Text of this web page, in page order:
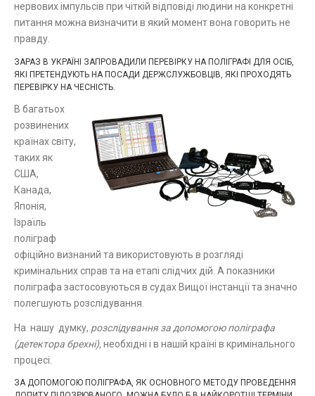
нервових імпульсів при чіткій відповіді людини на конкретні
питання можна визначити в який момент вона говорить не
правду.
ЗАРАЗ В УКРАЇНІ ЗАПРОВАДИЛИ ПЕРЕВІРКУ НА ПОЛІГРАФІ ДЛЯ ОСІБ,
ЯКІ ПРЕТЕНДУЮТЬ НА ПОСАДИ ДЕРЖСЛУЖБОВЦІВ, ЯКІ ПРОХОДЯТЬ
ПЕРЕВІРКУ НА ЧЕСНІСТЬ.
В багатьох
розвинених
країнах світу,
таких як
США,
Канада,
Японія,
Ізраїль
поліграф
офіційно визнаний та використовують в розгляді
кримінальних справ та на етапі слідчих дій. А показники
поліграфа застосовуються в судах Вищої інстанції та значно
полегшують розслідування.
На нашу думку, розслідування за допомогою поліграфа
(детектора брехні),необхідні і в нашій країні в кримінального
процесі.
ЗА ДОПОМОГОЮ ПОЛІГРАФА, ЯК ОСНОВНОГО МЕТОДУ ПРОВЕДЕННЯ